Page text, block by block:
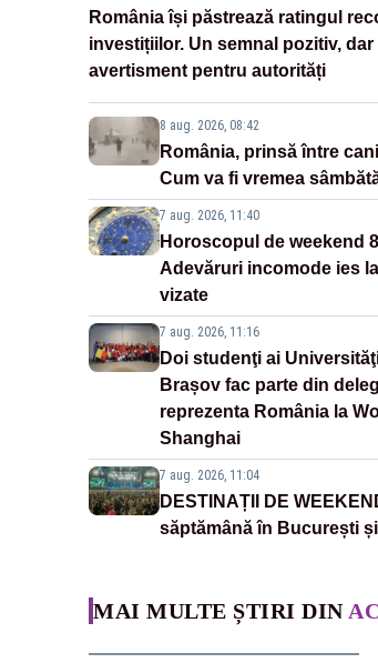
România își păstrează ratingul
investițiilor. Un semnal pozitiv, dar
avertisment pentru autorități
8 aug. 2026, 08:42
România, prinsă între
Cum va fi vremea
7 aug. 2026, 11:40
Horoscopul de weekend
Adevăruri incomode ies
vizate
7 aug. 2026, 11:16
Doi studenţi ai
Brașov fac parte din
reprezenta România la
Shanghai
7 aug. 2026, 11:04
DESTINAȚII DE
săptămână în București
MAI MULTE ȘTIRI DIN